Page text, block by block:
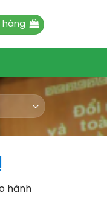
hàng
hành